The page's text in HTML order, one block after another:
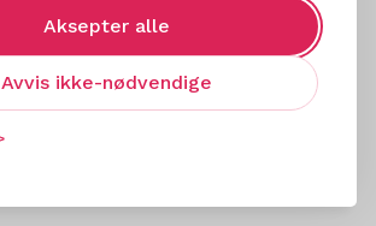
Aksepter alle
Avvis ikke-nødvendige